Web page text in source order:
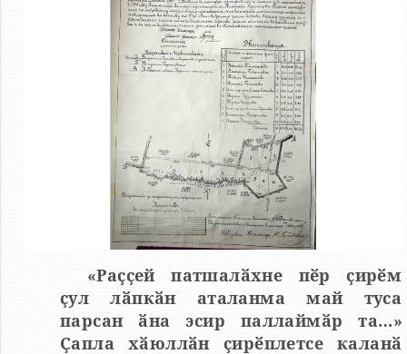
«Раҫҫей патшалӑхне пӗр ҫирӗм
ҫул лӑпкӑн аталанма май туса
парсан ӑна эсир паллаймӑр та…»
Ҫапла хӑюллӑн ҫирӗплетсе каланӑ